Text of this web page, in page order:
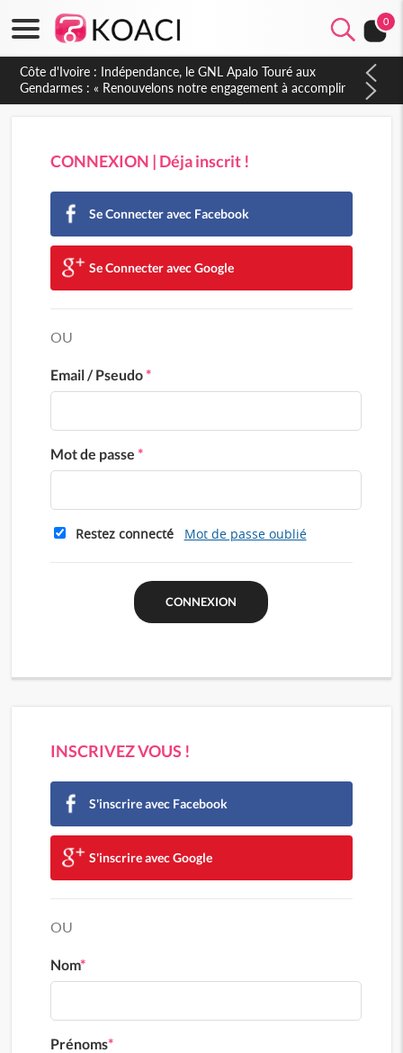
0
CONNEXION | Déja inscrit !
Se Connecter avec Facebook
Se Connecter avec Google
OU
Email / Pseudo*
Mot de passe *
Restez connecté Mot de passe oublié
INSCRIVEZ VOUS !
S'inscrire avec Facebook
S'inscrire avec Google
OU
Nom*
Prénoms*